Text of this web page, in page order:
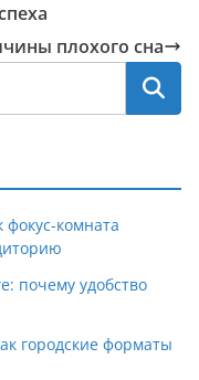
плохого сна
комната
почему удобство
городские форматы